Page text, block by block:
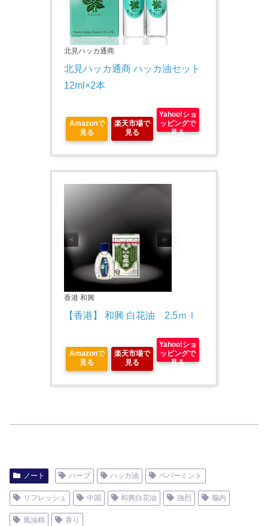
北見ハッカ通商
北見ハッカ通商 ハッカ油セット
12ml×2本
Amazonで
見る
楽天市場で
見る
Yahoo!ショ
ッピングで
見る
香港 和興
【香港】 和興 白花油　2.5ｍｌ
Amazonで
見る
楽天市場で
見る
Yahoo!ショ
ッピングで
見る
ノート ハーブ ハッカ油 ペパーミント
リフレッシュ 中国 和興白花油 強烈 脳内
風油精 香り